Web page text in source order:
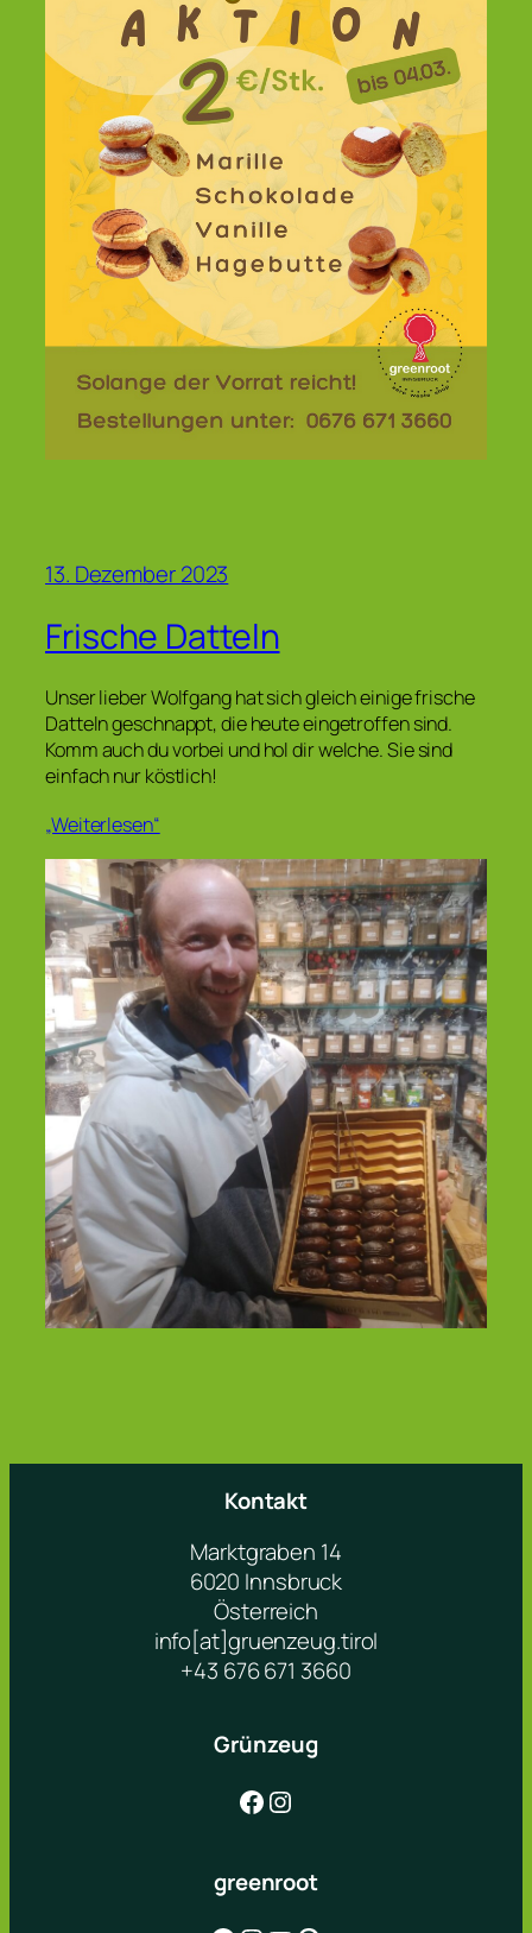
13. Dezember 2023
Frische Datteln
Unser lieber Wolfgang hat sich gleich einige frische
Datteln geschnappt, die heute eingetroffen sind.
Komm auch du vorbei und hol dir welche. Sie sind
einfach nur köstlich!
„Weiterlesen“
Kontakt
Marktgraben 14
6020 Innsbruck
Österreich
info[at]gruenzeug.tirol
+43 676 671 3660
Grünzeug
Facebook Instagram
greenroot